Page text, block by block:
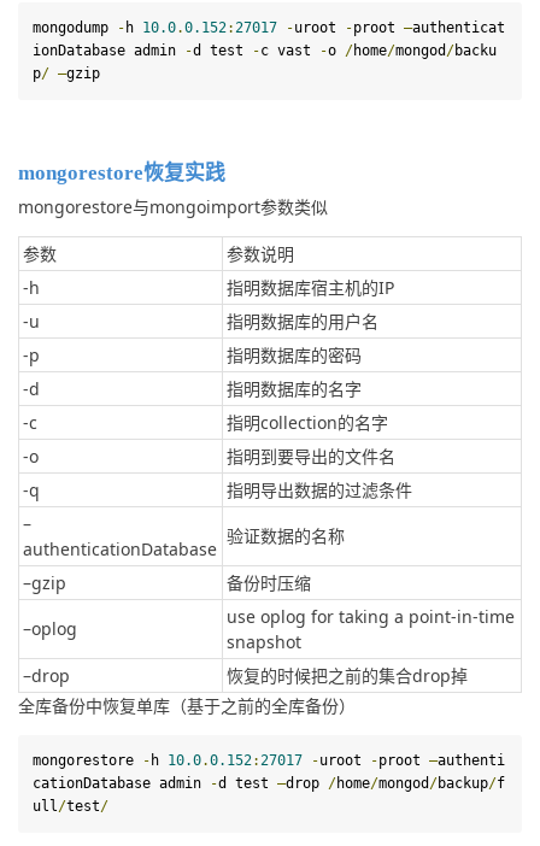
mongodump - h 10.0.0.152:27017 -uroot -proot –authenticat
ionDatabase admin
-d test -c vast -o /home/mongod /backu
p/ –gzip
mongorestore恢复实践
mongorestore与mongoimport参数类似
参数
参数说明
-h
指明数据库宿主机的IP
-u
指明数据库的用户名
-p
指明数据库的密码
-d
指明数据库的名字
-c
指明collection的名字
-o
指明到要导出的文件名
-q
指明导出数据的过滤条件
–
authenticationDatabase
验证数据的名称
–gzip
备份时压缩
–oplog
use oplog for taking a point-in-time
snapshot
–drop
恢复的时候把之前的集合drop掉
全库备份中恢复单库（基于之前的全库备份）
mongorestore - h 10.0.0.152:27017 -uroot -proot –authenti
cationDatabase admin
-d test –drop /home/mongod /backup/f
ull/test/